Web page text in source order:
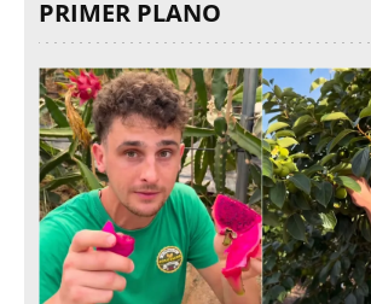
PRIMER PLANO